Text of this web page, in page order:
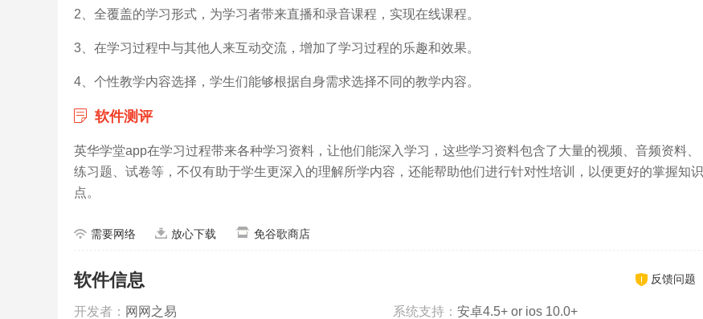
2、全覆盖的学习形式，为学习者带来直播和录音课程，实现在线课程。
3、在学习过程中与其他人来互动交流，增加了学习过程的乐趣和效果。
4、个性教学内容选择，学生们能够根据自身需求选择不同的教学内容。
软件测评
英华学堂app在学习过程带来各种学习资料，让他们能深入学习，这些学习资料包含了大量的视频、音频资料、
练习题、试卷等，不仅有助于学生更深入的理解所学内容，还能帮助他们进行针对性培训，以便更好的掌握知识
点。
需要网络 放心下载 免谷歌商店
软件信息 反馈问题
开发者： 网网之易 系统支持： 安卓4.5+ or ios 10.0+